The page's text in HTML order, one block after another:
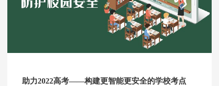
助力2022高考——构建更智能更安全的学校考点